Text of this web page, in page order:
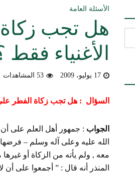
التعليق على ميثاق العمل الدعوي بين علماء
أسئلة عبدالله السليماني الحديثية للشيخ المحدث
بيان بشأن حادث نيوزلندا الإرهابي
حقيقة موقف الشيخ الألباني رحمه الله من أخطاء
شرح الضوابط الفقهية في التعامل مع المخالف –
تعقيب على مقال الدكتور صادق بن محمد
النصيحة والتبيان لأهل السودان
الأسئلة العامة
هل تجب زكاة
الأغنياء فقط
17 يوليو، 2009 53 المشاهدات
السؤال : هل تجب زكاة الفطر
الجواب : جمهور أهل العلم على
الله عليه وعلى آله وسلم –
المنذر أنه قال : ” أجمعوا على